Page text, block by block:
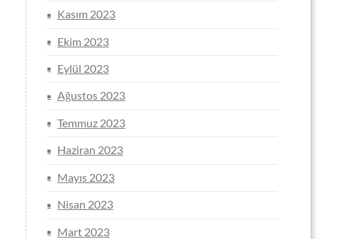
Kasım 2023
Ekim 2023
Eylül 2023
Ağustos 2023
Temmuz 2023
Haziran 2023
Mayıs 2023
Nisan 2023
Mart 2023